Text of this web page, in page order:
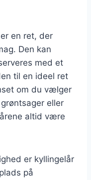
en ret, der
Den kan
med et
til en ideel ret
om du vælger
eller
altid være
er kyllingelår
på